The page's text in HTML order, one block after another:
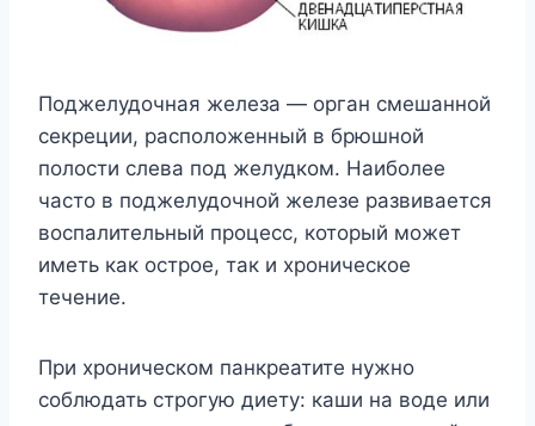
Поджелудочная железа — орган смешанной
секреции, расположенный в брюшной
полости слева под желудком. Наиболее
часто в поджелудочной железе развивается
воспалительный процесс, который может
иметь как острое, так и хроническое
течение.
При хроническом панкреатите нужно
соблюдать строгую диету: каши на воде или